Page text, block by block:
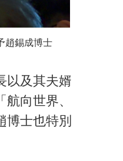
趙錫成博士
以及其夫婿
向世界、
博士也特別